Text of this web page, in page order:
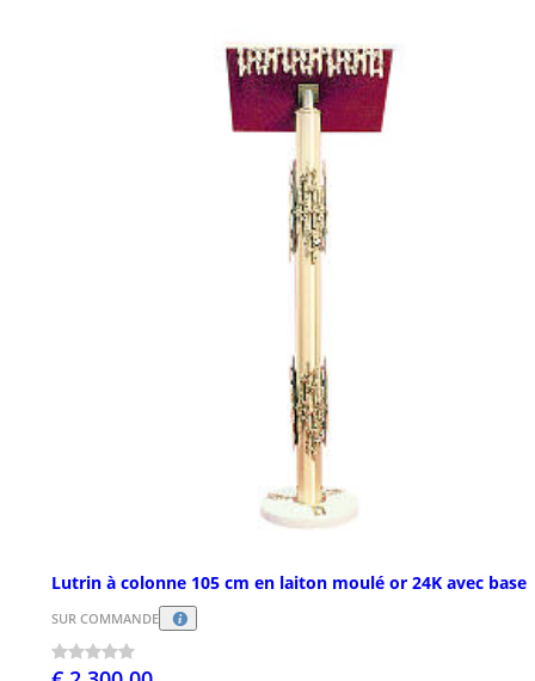
Lutrin à colonne 105 cm en laiton moulé or 24K avec base
SUR COMMANDE